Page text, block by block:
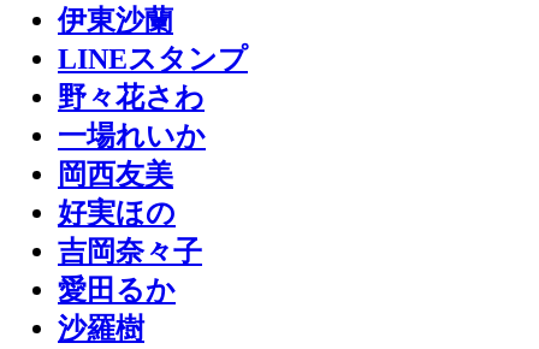
伊東沙蘭
LINEスタンプ
野々花さわ
一場れいか
岡西友美
好実ほの
吉岡奈々子
愛田るか
沙羅樹